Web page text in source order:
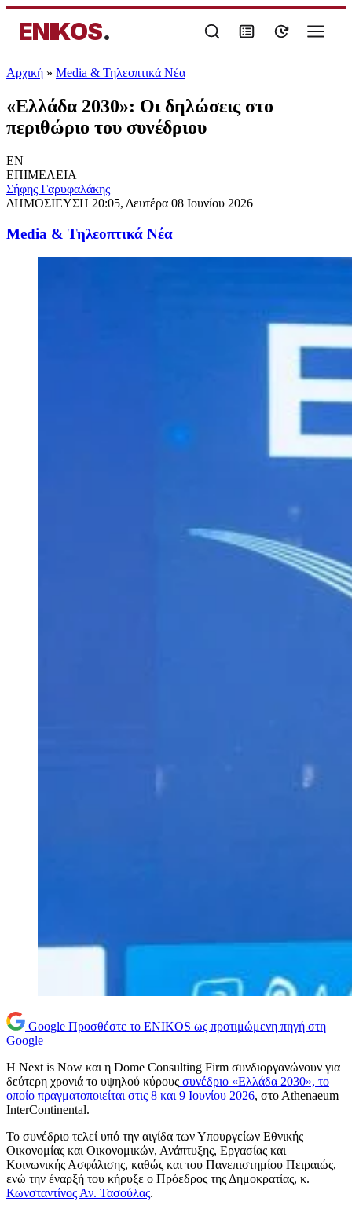
ENIKOS.
Αρχική » Media & Τηλεοπτικά Νέα
«Ελλάδα 2030»: Οι δηλώσεις στο
περιθώριο του συνέδριου
EN
ΕΠΙΜΕΛΕΙΑ
Σήφης Γαρυφαλάκης
ΔΗΜΟΣΙΕΥΣΗ 20:05, Δευτέρα 08 Ιουνίου 2026
Media & Τηλεοπτικά Νέα
Google Προσθέστε το ENIKOS ως προτιμώμενη πηγή στη
Google
Η Next is Now και η Dome Consulting Firm συνδιοργανώνουν για
δεύτερη χρονιά το υψηλού κύρους συνέδριο «Ελλάδα 2030», το
οποίο πραγματοποιείται στις 8 και 9 Ιουνίου 2026, στο Αthenaeum
InterContinental.
Το συνέδριο τελεί υπό την αιγίδα των Υπουργείων Εθνικής
Οικονομίας και Οικονομικών, Ανάπτυξης, Εργασίας και
Κοινωνικής Ασφάλισης, καθώς και του Πανεπιστημίου Πειραιώς,
ενώ την έναρξή του κήρυξε ο Πρόεδρος της Δημοκρατίας, κ.
Κωνσταντίνος Αν. Τασούλας.